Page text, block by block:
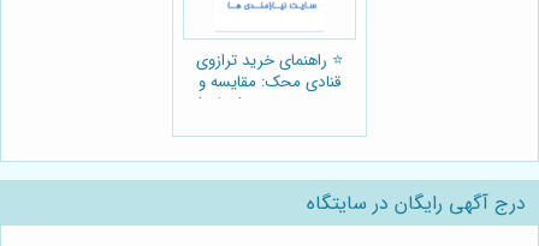
⭐️ راهنمای خرید ترازوی
قنادی محک: مقایسه و
بررسی بهترین مدل‌ها برای
درج آگهی رایگان در سایتگاه